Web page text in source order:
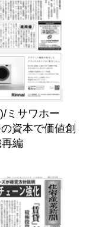
ミサワホー
資本で価値創
編